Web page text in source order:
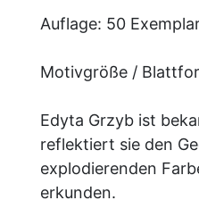
Auflage: 50
Motivgröße /
Edyta Grzyb ist
reflektiert sie den
explodierenden
erkunden.